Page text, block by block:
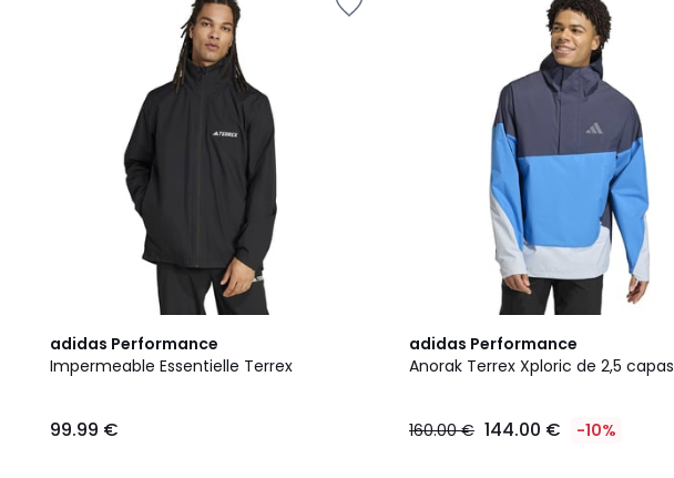
adidas Performance
Impermeable Essentielle Terrex
99.99 €
4,7
/ 5
adidas Performance
Anorak Terrex Xploric de 2,5 capas
160.00 € 144.00 € -10%
4,8
/ 5